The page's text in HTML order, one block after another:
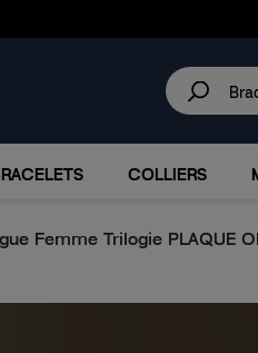
COLLIERS
Femme Trilogie PLAQUE